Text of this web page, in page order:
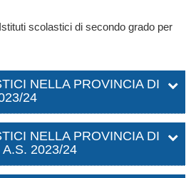
scolastici di secondo grado per
NELLA PROVINCIA DI
24
NELLA PROVINCIA DI
A.S. 2023/24